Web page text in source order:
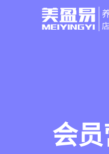
智慧
会
预
健康